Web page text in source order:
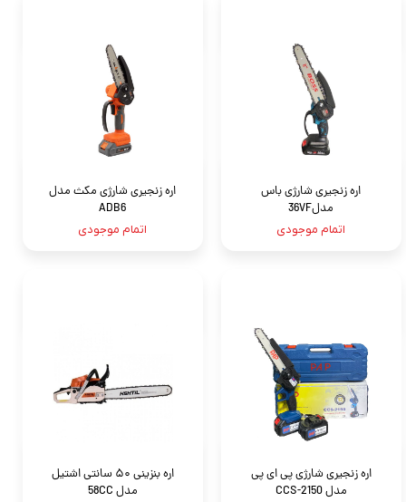
اره زنجیری شارژی باس
مدل36VF
اتمام موجودی
اره زنجیری شارژی مکث مدل
ADB6
اتمام موجودی
اره زنجیری شارژی پی ای پی
مدل CCS-2150
اره بنزینی ۵۰ سانتی اشتیل
مدل 58CC